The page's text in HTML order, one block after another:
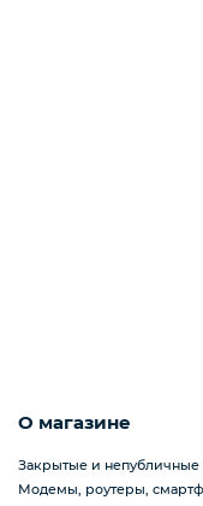
О магазине
Закрытые и непубличные
Модемы, роутеры,